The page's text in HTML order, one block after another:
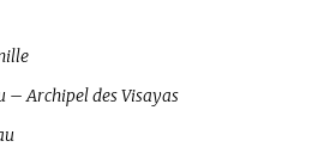
– Archipel des Visayas